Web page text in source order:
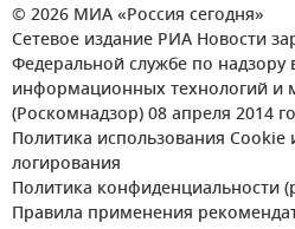
© 2026 МИА «Россия сегодня»
Сетевое издание РИА Новости
Федеральной службе по надзору
информационных технологий и
(Роскомнадзор) 08 апреля 2014
Политика использования Cookie
логирования
Политика конфиденциальности
Правила применения